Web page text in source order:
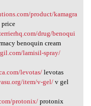
product/kamagra
price
drug/benoqui
benoquin cream
lamisil-spray/
levotas/levotas
item/v-gel/v gel
protonix/protonix